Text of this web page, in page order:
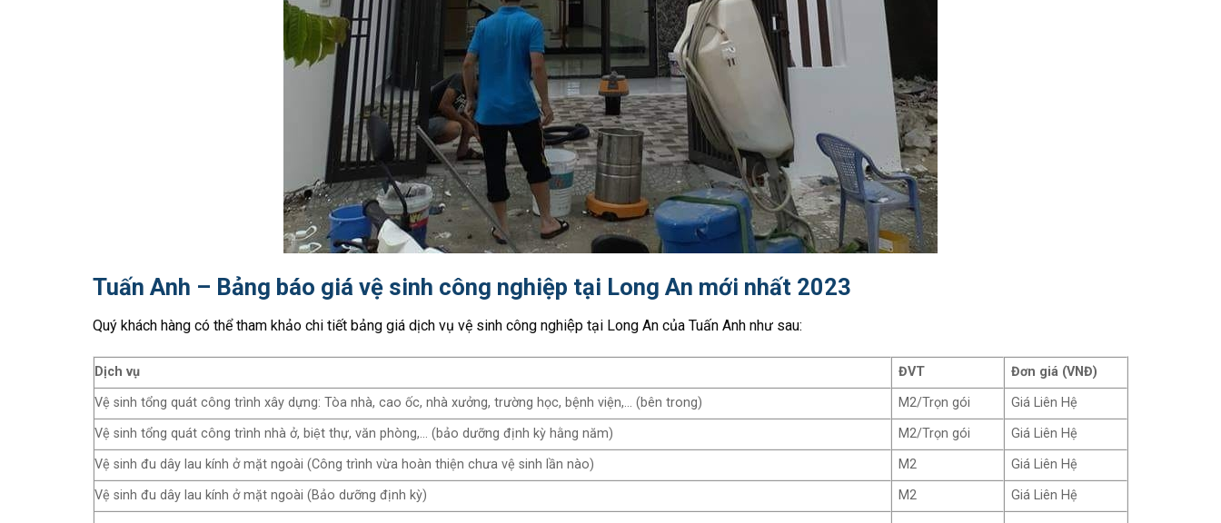
Tuấn Anh – Bảng báo giá vệ sinh công nghiệp tại Long An mới nhất 2023
Quý khách hàng có thể tham khảo chi tiết bảng giá dịch vụ vệ sinh công nghiệp tại Long An của Tuấn Anh như sau:
Dịch vụ ĐVT
Đơn giá (VNĐ)
Vệ sinh tổng quát công trình xây dựng: Tòa nhà, cao ốc, nhà xưởng, trường học, bệnh viện,… (bên trong)
M2/Trọn gói
Giá Liên Hệ
Vệ sinh tổng quát công trình nhà ở, biệt thự, văn phòng,… (bảo dưỡng định kỳ hằng năm)
M2/Trọn gói
Giá Liên Hệ
Vệ sinh đu dây lau kính ở mặt ngoài (Công trình vừa hoàn thiện chưa vệ sinh lần nào)
M2
Giá Liên Hệ
Vệ sinh đu dây lau kính ở mặt ngoài (Bảo dưỡng định kỳ)
M2 Giá Liên Hệ